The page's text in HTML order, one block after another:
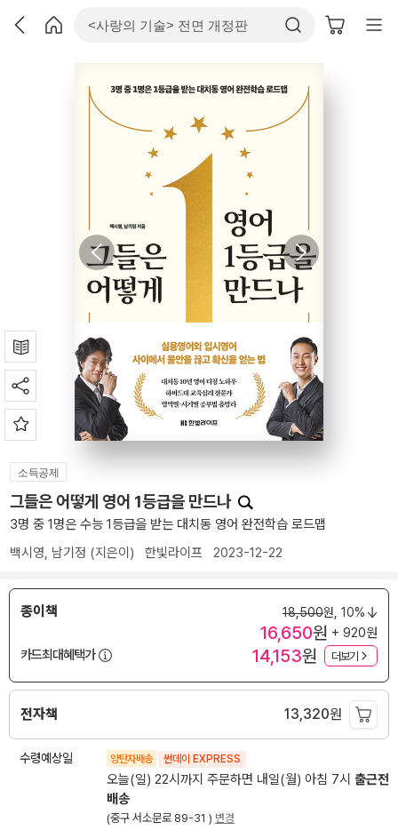
소득공제
그들은 어떻게 영어 1등급을 만드나
3명 중 1명은 수능 1등급을 받는 대치동 영어 완전학습 로드맵
백시영, 남기정 (지은이) 한빛라이프 2023-12-22
종이책 18,500원, 10%
16,650원 + 920원
카드최대혜택가
14,153원 더보기
전자책 13,320원
수령예상일 양탄자배송 썬데이 EXPRESS
오늘(일) 22시까지 주문하면 내일(월) 아침 7시 출근전
배송
(중구 서소문로 89-31 ) 변경